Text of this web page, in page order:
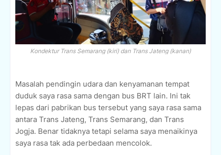
Kondektur Trans Semarang (kiri) dan Trans Jateng (kanan)
Masalah pendingin udara dan kenyamanan tempat
duduk saya rasa sama dengan bus BRT lain. Ini tak
lepas dari pabrikan bus tersebut yang saya rasa sama
antara Trans Jateng, Trans Semarang, dan Trans
Jogja. Benar tidaknya tetapi selama saya menaikinya
saya rasa tak ada perbedaan mencolok.